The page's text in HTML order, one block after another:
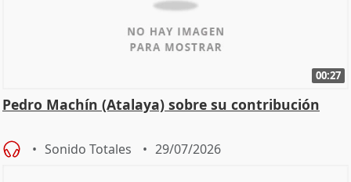
00:27
Pedro Machín (Atalaya) sobre su contribución
Sonido Totales 29/07/2026